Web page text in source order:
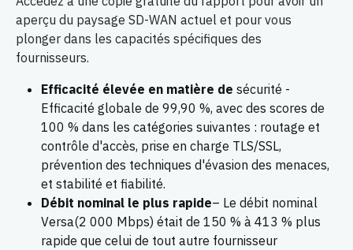
aperçu du paysage SD-WAN actuel et pour vous
plonger dans les capacités spécifiques des
fournisseurs.
Efficacité élevée en matière de sécurité -
Efficacité globale de 99,90 %, avec des scores de
100 % dans les catégories suivantes : routage et
contrôle d'accès, prise en charge TLS/SSL,
prévention des techniques d'évasion des menaces,
et stabilité et fiabilité.
Débit nominal le plus rapide– Le débit nominal
Versa(2 000 Mbps) était de 150 % à 413 % plus
rapide que celui de tout autre fournisseur